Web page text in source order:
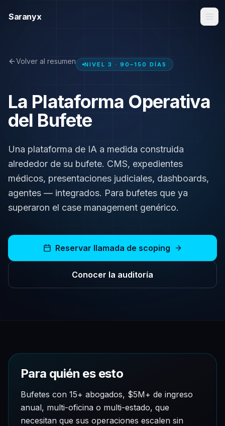
Saranyx
Volver al resumen NIVEL 3 · 90–150 DÍAS
La Plataforma Operativa
del Bufete
Una plataforma de IA a medida construida
alrededor de su bufete. CMS, expedientes
médicos, presentaciones judiciales, dashboards,
agentes — integrados. Para bufetes que ya
superaron el case management genérico.
Reservar llamada de scoping
Conocer la auditoría
Para quién es esto
Bufetes con 15+ abogados, $5M+ de ingreso
anual, multi-oficina o multi-estado, que
necesitan que sus operaciones escalen sin